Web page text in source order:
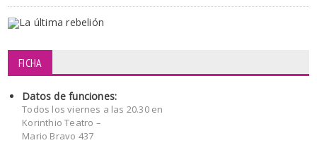
FICHA
Datos de funciones:
Todos los viernes a las 20.30 en
Korinthio Teatro –
Mario Bravo 437